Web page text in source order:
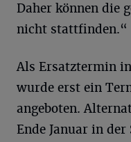
Daher können die
nicht stattfinden.“
Als Ersatztermin
wurde erst ein
angeboten.
Ende Januar in